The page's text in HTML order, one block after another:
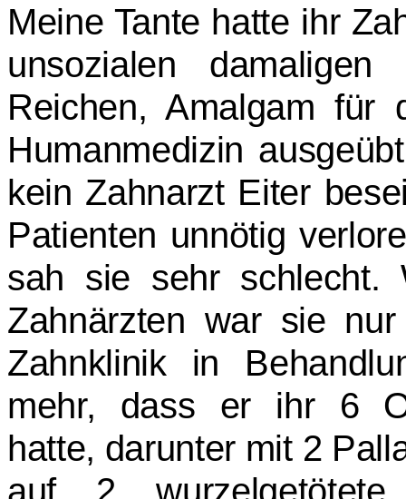
Meine Tante hatte ihr
unsozialen
Reichen, Amalgam für
Humanmedizin
kein Zahnarzt Eiter
Patienten unnötig
sah sie sehr schlecht.
Zahnärzten war sie
Zahnklinik in
mehr, dass er ihr 6
hatte, darunter mit 2